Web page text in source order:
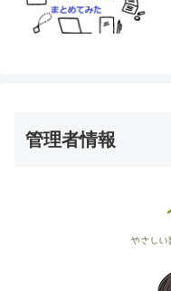
管理者情報